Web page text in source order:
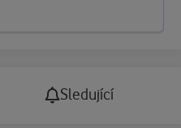
Sledující